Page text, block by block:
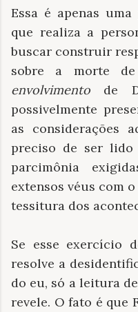
Essa é apenas
que realiza a
buscar construir
sobre a morte
envolvimento de
possivelmente
as considerações
preciso de ser lido
parcimônia
extensos véus com
tessitura dos
Se esse exercício
resolve a
do eu, só a leitura de
revele. O fato é que